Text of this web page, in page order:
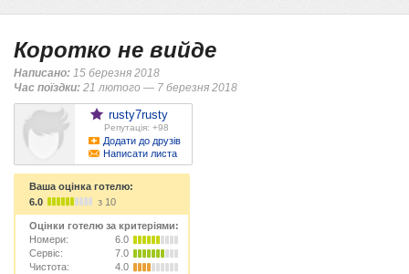
Коротко не вийде
Написано: 15 березня 2018
Час поїздки: 21 лютого — 7 березня 2018
rusty7rusty
Репутація: +98
Додати до друзів
Написати листа
Ваша оцінка готелю:
6.0
з 10
Оцінки готелю за критеріями:
Номери:
6.0
Сервіс:
7.0
Чистота:
4.0